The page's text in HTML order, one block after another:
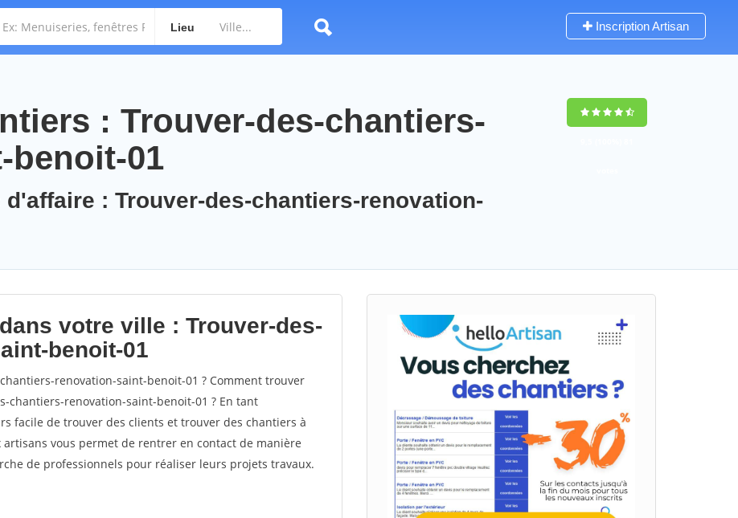
Lieu Inscription Artisan
: Trouver-des-chantiers-
benoit-01
: Trouver-des-chantiers-renovation-
votre ville : Trouver-des-
benoit-01
renovation-saint-benoit-01 ? Comment trouver
chantiers-renovation-saint-benoit-01 ? En tant
facile de trouver des clients et trouver des chantiers à
vous permet de rentrer en contact de manière
de professionnels pour réaliser leurs projets travaux.